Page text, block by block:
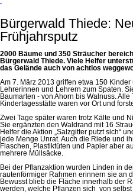
Bürgerwald Thiede:
Frühjahrsputz
2000 Bäume und 350 Sträucher
Bürgerwald Thiede. Viele Helfer
das Gelände auch von achtlos
Am 7. März 2013 griffen etwa 150
Lehrerinnen und Lehrern zum Spaten.
Baumarten - von Ahorn bis Walnuss.
Kindertagesstätte waren vor Ort und
Zwei Tage später waren trotz Kälte und
Sie ergänzten den Waldrand mit 16
Helfer die Aktion „Salzgitter putzt sich“
jede Menge Unrat. Auch die Riede und
Flaschen, Plastiktüten und Papier aber
mehrere Müllsäcke.
Bei der Pflanzaktion wurden Linden in
rautenförmiger Rahmen erinnern sie an
Bewusst blieb die Fläche innerhalb der
werden, welche Pflanzen sich von